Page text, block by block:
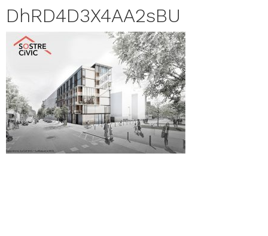
DhRD4D3X4AA2sBU